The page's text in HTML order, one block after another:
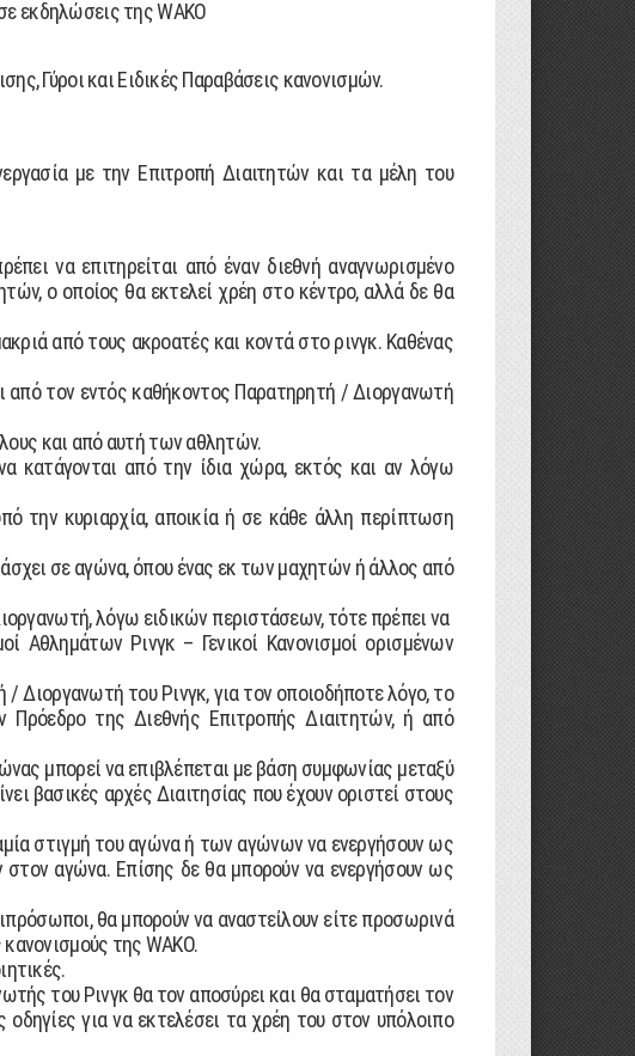
εκδηλώσεις της WAKO
Γύροι και Ειδικές Παραβάσεις κανονισµών.
µε την Επιτροπή ∆ιαιτητών και τα µέλη του
να επιτηρείται από έναν διεθνή αναγνωρισµένο
ο οποίος θα εκτελεί χρέη στο κέντρο, αλλά δε θα
από τους ακροατές και κοντά στο ρινγκ. Καθένας
από τον εντός καθήκοντος Παρατηρητή / ∆ιοργανωτή
και από αυτή των αθλητών.
κατάγονται από την ίδια χώρα, εκτός και αν λόγω
την κυριαρχία, αποικία ή σε κάθε άλλη περίπτωση
σε αγώνα, όπου ένας εκ των µαχητών ή άλλος από
λόγω ειδικών περιστάσεων, τότε πρέπει να
Αθλημάτων Ρινγκ – Γενικοί Κανονισμοί ορισµένων
∆ιοργανωτή του Ρινγκ, για τον οποιοδήποτε λόγο, το
της ∆ιεθνής Επιτροπής ∆ιαιτητών, ή από
µπορεί να επιβλέπεται µε βάση συµφωνίας µεταξύ
αρχές ∆ιαιτησίας που έχουν οριστεί στους
στιγµή του αγώνα ή των αγώνων να ενεργήσουν ως
στον αγώνα. Επίσης δε θα µπορούν να ενεργήσουν ως
θα µπορούν να αναστείλουν είτε προσωρινά
της WAKO.
του Ρινγκ θα τον αποσύρει και θα σταµατήσει τον
για να εκτελέσει τα χρέη του στον υπόλοιπο